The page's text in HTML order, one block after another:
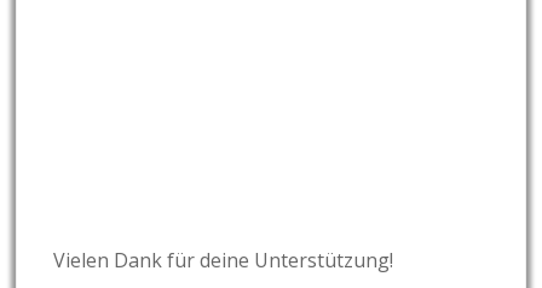
Vielen Dank für deine Unterstützung!